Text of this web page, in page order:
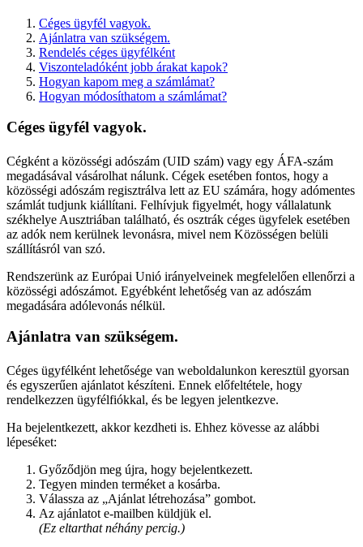
Céges ügyfél vagyok.
Ajánlatra van szükségem.
Rendelés céges ügyfélként
Viszonteladóként jobb árakat kapok?
Hogyan kapom meg a számlámat?
Hogyan módosíthatom a számlámat?
Céges ügyfél vagyok.
Cégként a közösségi adószám (UID szám) vagy egy ÁFA-szám
megadásával vásárolhat nálunk. Cégek esetében fontos, hogy a
közösségi adószám regisztrálva lett az EU számára, hogy adómentes
számlát tudjunk kiállítani. Felhívjuk figyelmét, hogy vállalatunk
székhelye Ausztriában található, és osztrák céges ügyfelek esetében
az adók nem kerülnek levonásra, mivel nem Közösségen belüli
szállításról van szó.
Rendszerünk az Európai Unió irányelveinek megfelelően ellenőrzi a
közösségi adószámot. Egyébként lehetőség van az adószám
megadására adólevonás nélkül.
Ajánlatra van szükségem.
Céges ügyfélként lehetősége van weboldalunkon keresztül gyorsan
és egyszerűen ajánlatot készíteni. Ennek előfeltétele, hogy
rendelkezzen ügyfélfiókkal, és be legyen jelentkezve.
Ha bejelentkezett, akkor kezdheti is. Ehhez kövesse az alábbi
lépeséket:
Győződjön meg újra, hogy bejelentkezett.
Tegyen minden terméket a kosárba.
Válassza az „Ajánlat létrehozása” gombot.
Az ajánlatot e-mailben küldjük el.
(Ez eltarthat néhány percig.)